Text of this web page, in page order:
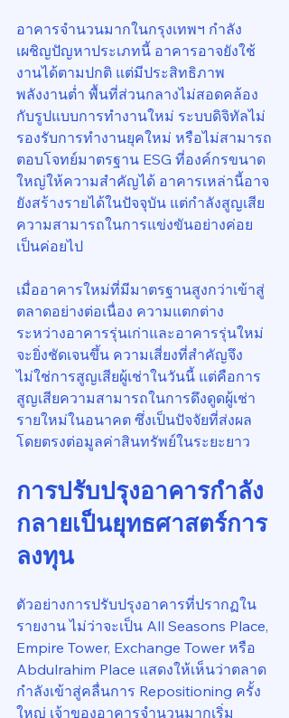
อาคารจำนวนมากในกรุงเทพฯ กำลัง
เผชิญปัญหาประเภทนี้ อาคารอาจยังใช้
งานได้ตามปกติ แต่มีประสิทธิภาพ
พลังงานต่ำ พื้นที่ส่วนกลางไม่สอดคล้อง
กับรูปแบบการทำงานใหม่ ระบบดิจิทัลไม่
รองรับการทำงานยุคใหม่ หรือไม่สามารถ
ตอบโจทย์มาตรฐาน ESG ที่องค์กรขนาด
ใหญ่ให้ความสำคัญได้ อาคารเหล่านี้อาจ
ยังสร้างรายได้ในปัจจุบัน แต่กำลังสูญเสีย
ความสามารถในการแข่งขันอย่างค่อย
เป็นค่อยไป
เมื่ออาคารใหม่ที่มีมาตรฐานสูงกว่าเข้าสู่
ตลาดอย่างต่อเนื่อง ความแตกต่าง
ระหว่างอาคารรุ่นเก่าและอาคารรุ่นใหม่
จะยิ่งชัดเจนขึ้น ความเสี่ยงที่สำคัญจึง
ไม่ใช่การสูญเสียผู้เช่าในวันนี้ แต่คือการ
สูญเสียความสามารถในการดึงดูดผู้เช่า
รายใหม่ในอนาคต ซึ่งเป็นปัจจัยที่ส่งผล
โดยตรงต่อมูลค่าสินทรัพย์ในระยะยาว
การปรับปรุงอาคารกำลัง
กลายเป็นยุทธศาสตร์การ
ลงทุน
ตัวอย่างการปรับปรุงอาคารที่ปรากฏใน
รายงาน ไม่ว่าจะเป็น All Seasons Place,
Empire Tower, Exchange Tower หรือ
Abdulrahim Place แสดงให้เห็นว่าตลาด
กำลังเข้าสู่คลื่นการ Repositioning ครั้ง
ใหญ่ เจ้าของอาคารจำนวนมากเริ่ม